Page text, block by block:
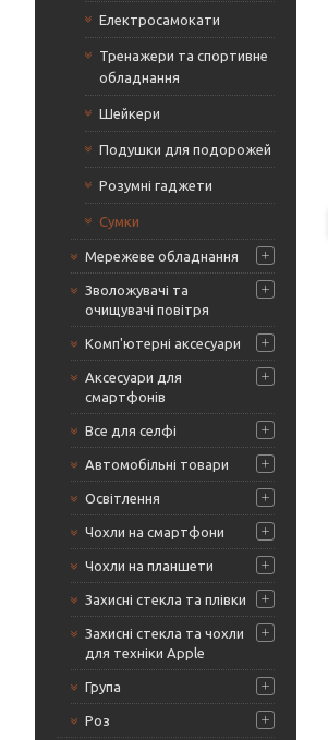
Електросамокати
Тренажери та спортивне
обладнання
Шейкери
Подушки для подорожей
Розумні гаджети
Сумки
Мережеве обладнання
Зволожувачі та
очищувачі повітря
Комп'ютерні аксесуари
Аксесуари для
смартфонів
Все для селфі
Автомобільні товари
Освітлення
Чохли на смартфони
Чохли на планшети
Захисні стекла та плівки
Захисні стекла та чохли
для техніки Apple
Група
Роз